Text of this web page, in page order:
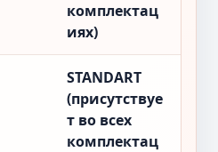
комплектац
иях)
STANDART
(присутствуе
т во всех
комплектац